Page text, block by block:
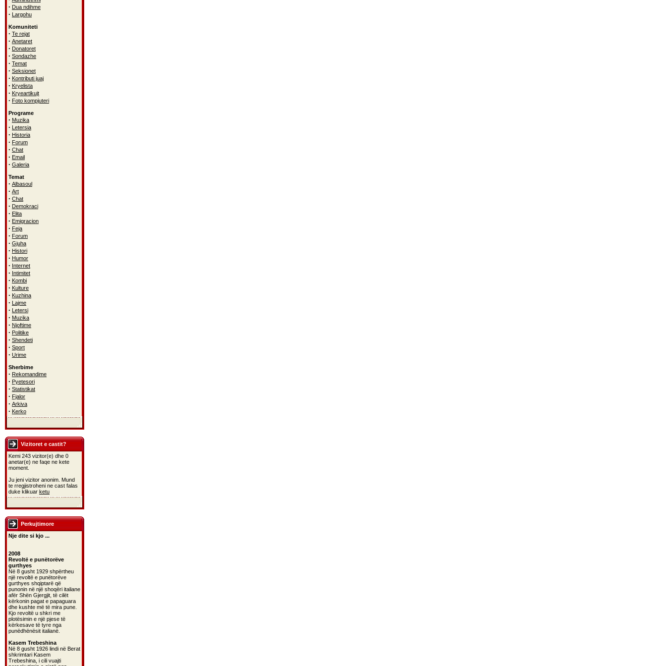
· Dua ndihme
· Largohu
Komuniteti
· Te rejat
· Anetaret
· Donatoret
· Sondazhe
· Temat
· Seksionet
· Kontributi juaj
· Kryelista
· Kryeartikujt
· Foto kompjuteri
Programe
· Muzika
· Letersia
· Historia
· Forum
· Chat
· Email
· Galeria
Temat
· Albasoul
· Art
· Chat
· Demokraci
· Elita
· Emigracion
· Feja
· Forum
· Gjuha
· Histori
· Humor
· Internet
· Intimitet
· Kombi
· Kulture
· Kuzhina
· Lajme
· Letersi
· Muzika
· Njoftime
· Politike
· Shendeti
· Sport
· Urime
Sherbime
· Rekomandime
· Pyetesori
· Statistikat
· Fjalor
· Arkiva
· Kerko
Vizitoret e castit?
Kemi 243 vizitor(e) dhe 0
anetar(e) ne faqe ne kete
moment.
Ju jeni vizitor anonim. Mund
te rregjistroheni ne cast falas
duke klikuar ketu
Perkujtimore
Nje dite si kjo ...
2008
Revoltë e punëtorëve
gurthyes
Në 8 gusht 1929 shpërtheu
një revoltë e punëtorëve
gurthyes shqiptarë që
punonin në një shoqëri italiane
afër Shën Gjergjit, të cilët
kërkonin pagat e papaguara
dhe kushte më të mira pune.
Kjo revoltë u shkri me
plotësimin e një pjese të
kërkesave të tyre nga
punëdhënësit italianë.
Kasem Trebeshina
Në 8 gusht 1926 lindi në Berat
shkrimtari Kasem
Trebeshina, i cili vuajti